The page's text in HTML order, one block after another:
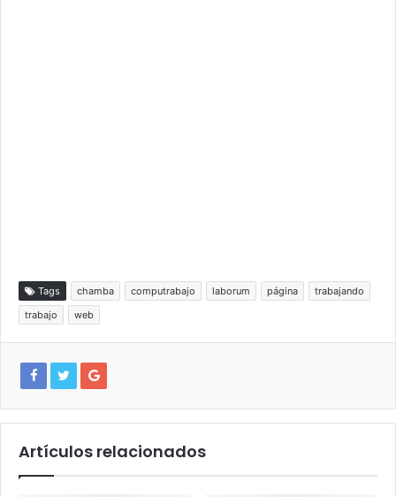
Tags chamba computrabajo laborum página
trabajando
trabajo
web
Artículos relacionados